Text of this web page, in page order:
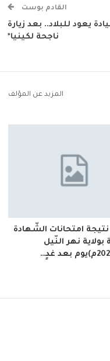
القادم بوست
يعود للبلاد.. بعد زيارة
ناجحة لكينيا*
المزيد عن المؤلف
امتحانات الشّهادة
بولاية نهر النّيل